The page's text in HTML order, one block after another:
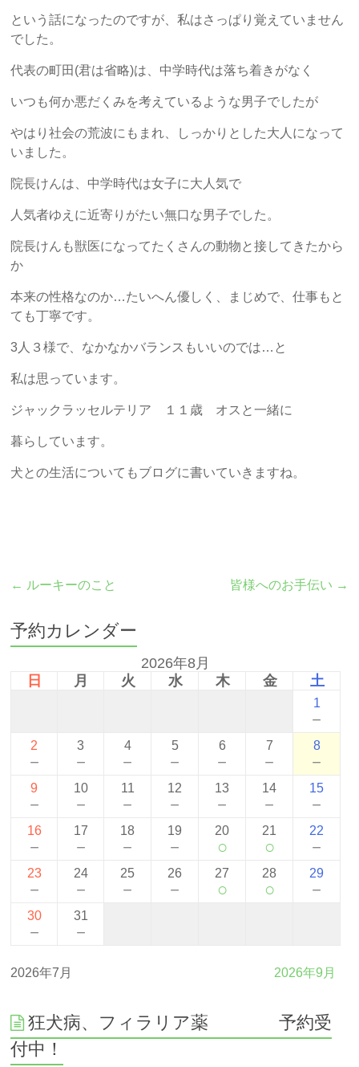
という話になったのですが、私はさっぱり覚えていません
でした。
代表の町田(君は省略)は、中学時代は落ち着きがなく
いつも何か悪だくみを考えているような男子でしたが
やはり社会の荒波にもまれ、しっかりとした大人になって
いました。
院長けんは、中学時代は女子に大人気で
人気者ゆえに近寄りがたい無口な男子でした。
院長けんも獣医になってたくさんの動物と接してきたから
か
本来の性格なのか…たいへん優しく、まじめで、仕事もと
ても丁寧です。
3人３様で、なかなかバランスもいいのでは…と
私は思っています。
ジャックラッセルテリア １１歳 オスと一緒に
暮らしています。
犬との生活についてもブログに書いていきますね。
← ルーキーのこと 皆様へのお手伝い →
予約カレンダー
2026年8月
日
月 火 水 木 金 土
1
－
2
－
3
－
4
－
5
－
6
－
7
－
8
－
9
－
10
－
11
－
12
－
13
－
14
－
15
－
16
－
17
－
18
－
19
－
20
○
21
○
22
－
23
－
24
－
25
－
26
－
27
○
28
○
29
－
30
－
31
－
2026年7月 2026年9月
狂犬病、フィラリア薬 予約受
付中！